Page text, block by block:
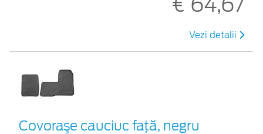
Vezi detalii
Covoraşe cauciuc faţă, negru